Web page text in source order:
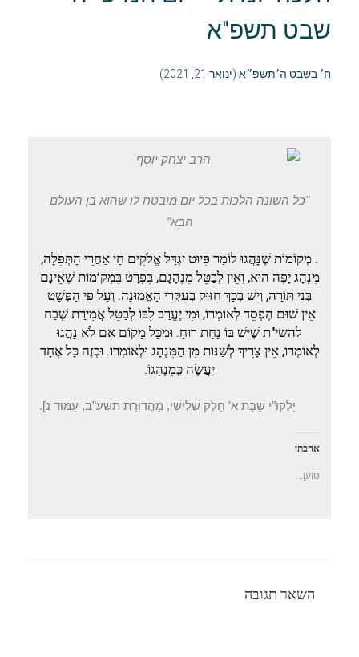
שבט תשפ"א
ח׳ בשבט ה׳תשפ״א (ינואר 21, 2021)
"כל השונה הלכות בכל יום מובטח לו שהוא בן העולם
הבא"
. מְקוֹמוֹת שֶׁנָּהֲגוּ לוֹמַר פִּיּוּט יִגְדַּל אֱלֹקִים חַי אַחֲרֵי הַתְּפִלָּה,
מִנְהָג יָפֶה הוּא, וְאֵין לְבַטֵּל מִנְהָגָם, בִּפְרָט בִּמְקוֹמוֹת שֶׁאֵינָם
בְּנֵי תּוֹרָה, וְיֵשׁ בְּכָךְ חִזּוּק בְּעִקְּרֵי הָאֱמוּנָה. וְעַל פִּי הַפְּשָׁט
אֵין שׁוּם הֶפְסֵד לְאוֹמְרוֹ, וּמִי יֶעֱרַב לִבּוֹ לְבַטֵּל אֲמִירַת שֶׁבַח
להשי"ת שֶׁיֵּשׁ בּוֹ נַחַת רוּחַ. וּמִכָּל מָקוֹם אִם לֹא נָהֲגוּ
לְאוֹמְרוֹ, אֵין צָרִיךְ לְשַׁנּוֹת מִן הַמִּנְהָג וּלְאוֹמְרוֹ. וּבְזֶה כָּל אֶחָד
יַעֲשֶׂה כְּמִנְהָגוֹ.
יַלְקוּ"י שַׁבָּת א' חֵלֶק שְׁלִישִׁי, מַהֲדוּרַת תשע"ב, עַמּוּד נ].
אהבתי
טוען...
השאר תגובה